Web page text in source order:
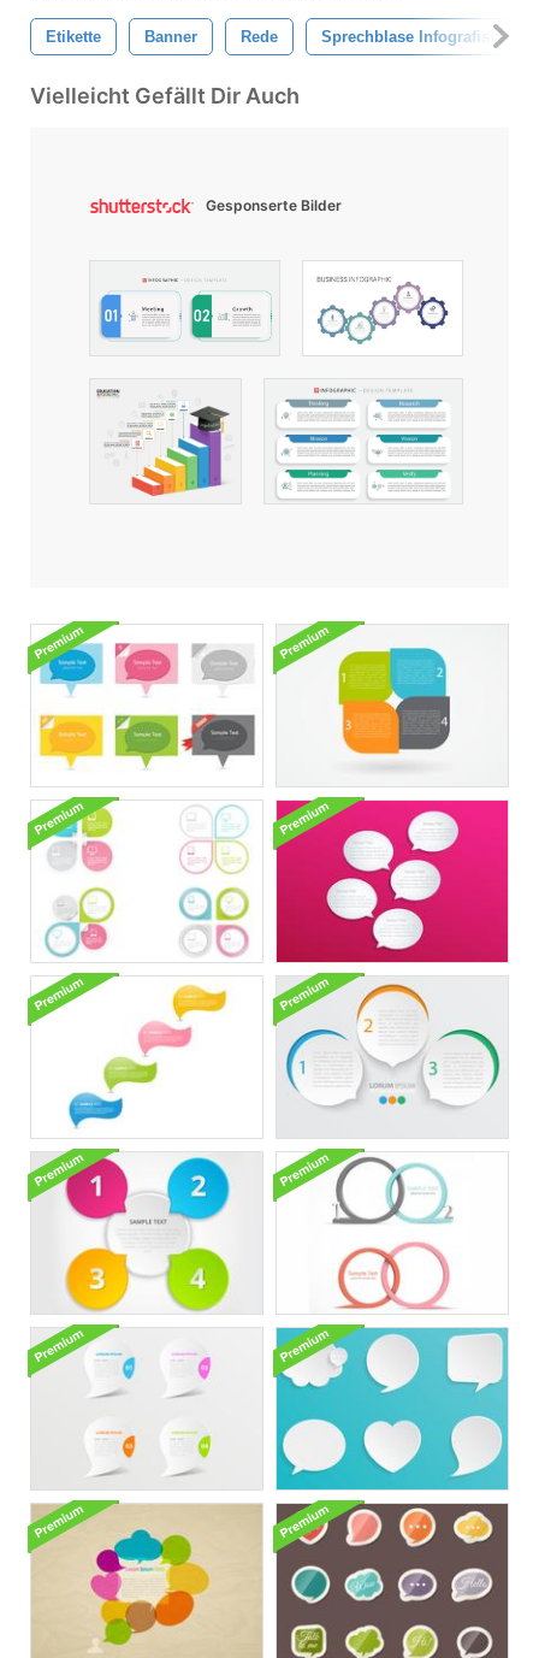
Etikette Banner Rede Sprechblase Infografisch
Vielleicht Gefällt Dir Auch
Gesponserte Bilder